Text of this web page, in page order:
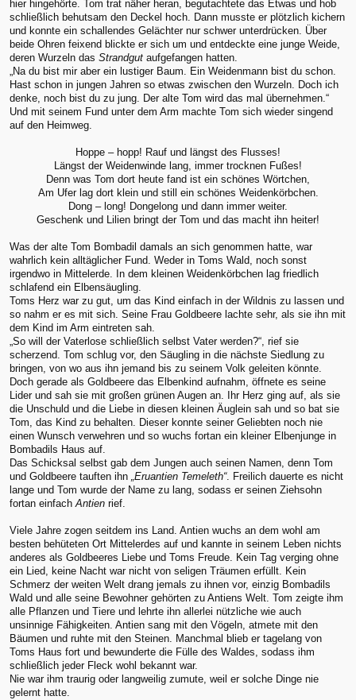
hier hingehörte. Tom trat näher heran, begutachtete das Etwas und hob
schließlich behutsam den Deckel hoch. Dann musste er plötzlich kichern
und konnte ein schallendes Gelächter nur schwer unterdrücken. Über
beide Ohren feixend blickte er sich um und entdeckte eine junge Weide,
deren Wurzeln das Strandgut aufgefangen hatten.
„Na du bist mir aber ein lustiger Baum. Ein Weidenmann bist du schon.
Hast schon in jungen Jahren so etwas zwischen den Wurzeln. Doch ich
denke, noch bist du zu jung. Der alte Tom wird das mal übernehmen.“
Und mit seinem Fund unter dem Arm machte Tom sich wieder singend
auf den Heimweg.
Hoppe – hopp! Rauf und längst des Flusses!
Längst der Weidenwinde lang, immer trocknen Fußes!
Denn was Tom dort heute fand ist ein schönes Wörtchen,
Am Ufer lag dort klein und still ein schönes Weidenkörbchen.
Dong – long! Dongelong und dann immer weiter.
Geschenk und Lilien bringt der Tom und das macht ihn heiter!
Was der alte Tom Bombadil damals an sich genommen hatte, war
wahrlich kein alltäglicher Fund. Weder in Toms Wald, noch sonst
irgendwo in Mittelerde. In dem kleinen Weidenkörbchen lag friedlich
schlafend ein Elbensäugling.
Toms Herz war zu gut, um das Kind einfach in der Wildnis zu lassen und
so nahm er es mit sich. Seine Frau Goldbeere lachte sehr, als sie ihn mit
dem Kind im Arm eintreten sah.
„So will der Vaterlose schließlich selbst Vater werden?“, rief sie
scherzend. Tom schlug vor, den Säugling in die nächste Siedlung zu
bringen, von wo aus ihn jemand bis zu seinem Volk geleiten könnte.
Doch gerade als Goldbeere das Elbenkind aufnahm, öffnete es seine
Lider und sah sie mit großen grünen Augen an. Ihr Herz ging auf, als sie
die Unschuld und die Liebe in diesen kleinen Äuglein sah und so bat sie
Tom, das Kind zu behalten. Dieser konnte seiner Geliebten noch nie
einen Wunsch verwehren und so wuchs fortan ein kleiner Elbenjunge in
Bombadils Haus auf.
Das Schicksal selbst gab dem Jungen auch seinen Namen, denn Tom
und Goldbeere tauften ihn „Eruantien Temeleth“. Freilich dauerte es nicht
lange und Tom wurde der Name zu lang, sodass er seinen Ziehsohn
fortan einfachAntien rief.
Viele Jahre zogen seitdem ins Land. Antien wuchs an dem wohl am
besten behüteten Ort Mittelerdes auf und kannte in seinem Leben nichts
anderes als Goldbeeres Liebe und Toms Freude. Kein Tag verging ohne
ein Lied, keine Nacht war nicht von seligen Träumen erfüllt. Kein
Schmerz der weiten Welt drang jemals zu ihnen vor, einzig Bombadils
Wald und alle seine Bewohner gehörten zu Antiens Welt. Tom zeigte ihm
alle Pflanzen und Tiere und lehrte ihn allerlei nützliche wie auch
unsinnige Fähigkeiten. Antien sang mit den Vögeln, atmete mit den
Bäumen und ruhte mit den Steinen. Manchmal blieb er tagelang von
Toms Haus fort und bewunderte die Fülle des Waldes, sodass ihm
schließlich jeder Fleck wohl bekannt war.
Nie war ihm traurig oder langweilig zumute, weil er solche Dinge nie
gelernt hatte.